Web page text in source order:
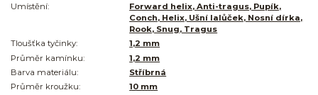
Umístění:
Forward helix, Anti-tragus, Pupík,
Conch, Helix, Ušní lalůček, Nosní dírka,
Rook, Snug, Tragus
Tloušťka tyčinky:
1,2 mm
Průměr kamínku:
1,2 mm
Barva materiálu:
Stříbrná
Průměr kroužku:
10 mm